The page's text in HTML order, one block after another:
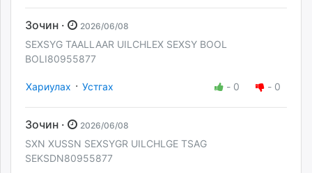
Зочин · 2026/06/08
SEXSYG TAALLAAR UILCHLEX SEXSY BOOL
BOLI80955877
Хариулах · Устгах - 0 - 0
Зочин · 2026/06/08
SXN XUSSN SEXSYGR UILCHLGE TSAG
SEKSDN80955877